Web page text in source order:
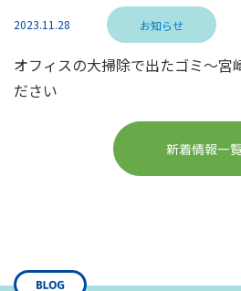
2023.11.28 お知らせ
オフィスの大掃除で出たゴミ～宮
ださい
新着情報一覧